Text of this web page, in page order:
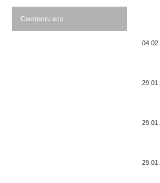
Смотреть все